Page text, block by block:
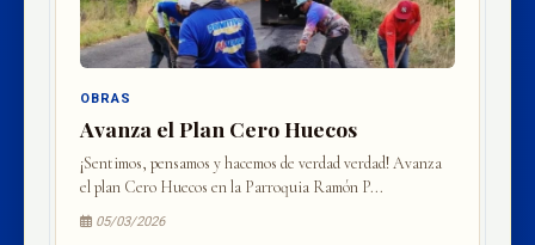
OBRAS
Avanza el Plan Cero Huecos
¡Sentimos, pensamos y hacemos de verdad verdad! Avanza
el plan Cero Huecos en la Parroquia Ramón P...
05/03/2026